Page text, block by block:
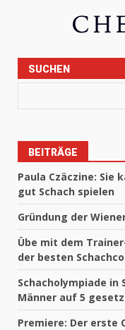
SUCHEN
BEITRÄGE
Paula Czäczine: Sie
gut Schach spielen
Gründung der
Übe mit dem
der besten
Schacholympiade in
Männer auf 5
Premiere: Der erste